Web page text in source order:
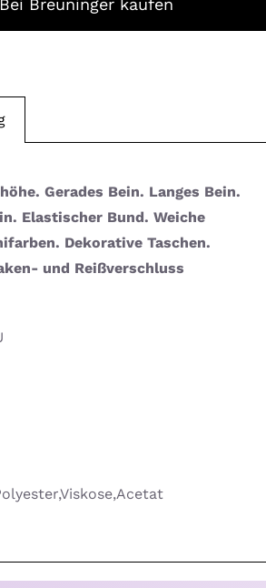
Bei Breuninger kaufen
Gerades Bein. Langes Bein.
Elastischer Bund. Weiche
Dekorative Taschen.
und Reißverschluss